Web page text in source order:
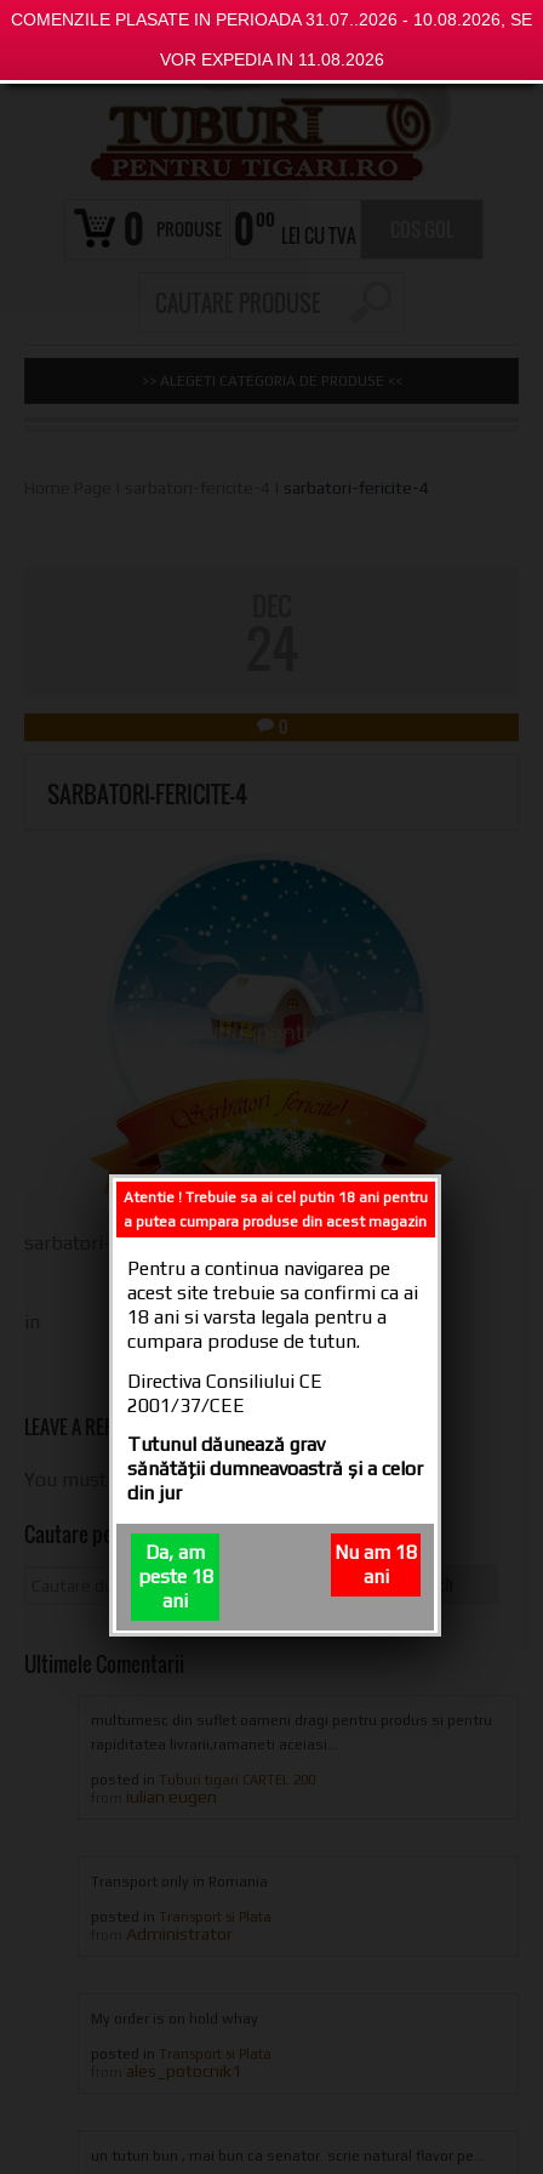
COMENZILE PLASATE IN PERIOADA 31.07..2026 - 10.08.2026, SE
VOR EXPEDIA IN 11.08.2026
0 PRODUSE 000
LEI CU TVA
>> ALEGETI CATEGORIA DE PRODUSE <<
sarbatori-fericite-4
0
SARBATORI-FERICITE-4
sarbatori-fericite-4
LEAVE A REPLY
You must belogged into post a comment.
Cautare pe site
Ultimele Comentarii
multumesc din suflet oameni dragi pentru produs si pentru
rapiditatea livrarii,ramaneti aceiasi...
posted in Tuburi tigari CARTEL 200
iulian eugen
Transport only in Romania
posted in Transport si Plata
Administrator
My order is on hold whay
posted in Transport si Plata
ales_potocnik1
un tutun bun , mai bun ca senator. scrie natural flavor pe...
Atentie ! Trebuie sa ai cel putin 18 ani pentru
a putea cumpara produse din acest magazin
Pentru a continua navigarea pe
acest site trebuie sa confirmi ca ai
18 ani si varsta legala pentru a
cumpara produse de tutun.
Directiva Consiliului CE
2001/37/CEE
Tutunul dăunează grav
sănătăţii dumneavoastră şi a celor
din jur
Da, am
peste 18
ani
Nu am 18
ani